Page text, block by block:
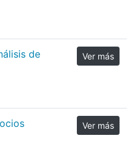
de
Ver más
Ver más